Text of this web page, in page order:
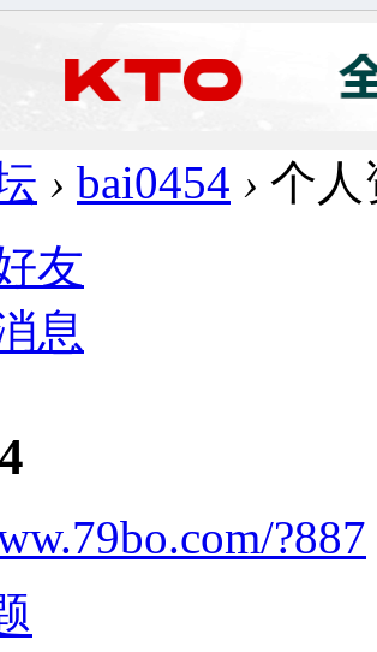
› bai0454 › 个人
友
息
?887